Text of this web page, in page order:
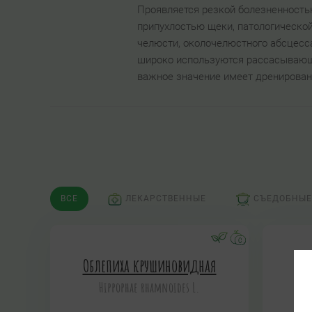
Проявляется резкой
припухлостью щеки,
челюсти, околочелюстного
широко используются
важное значение имеет
ВСЕ ЛЕКАРСТВЕННЫЕ СЪЕДОБНЫЕ
Облепиха крушиновидная
Hippophae rhamnoides L.